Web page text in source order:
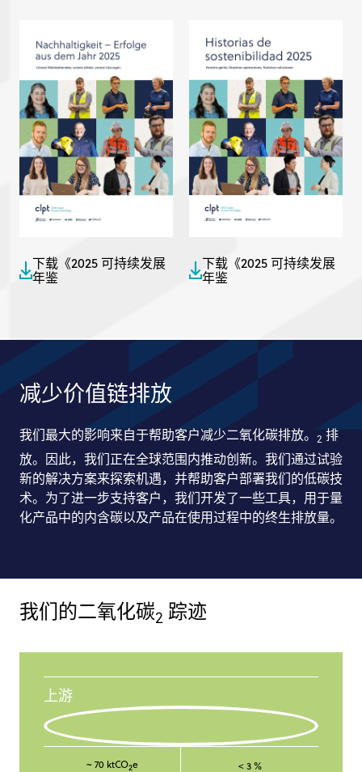
下载《2025 可持续发展
年鉴
下载《2025 可持续发展
年鉴
减少价值链排放
我们最大的影响来自于帮助客户减少二氧化碳排放。 2 排
放。因此，我们正在全球范围内推动创新。我们通过试验
新的解决方案来探索机遇，并帮助客户部署我们的低碳技
术。为了进一步支持客户，我们开发了一些工具，用于量
化产品中的内含碳以及产品在使用过程中的终生排放量。
我们的二氧化碳2 踪迹
上游
~ 70 ktCO2e < 3 %